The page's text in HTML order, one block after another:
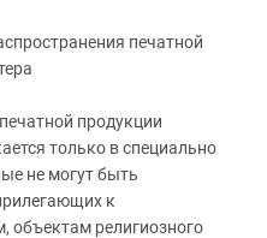
печатной
продукции
только в специально
не могут быть
к
объектам религиозного